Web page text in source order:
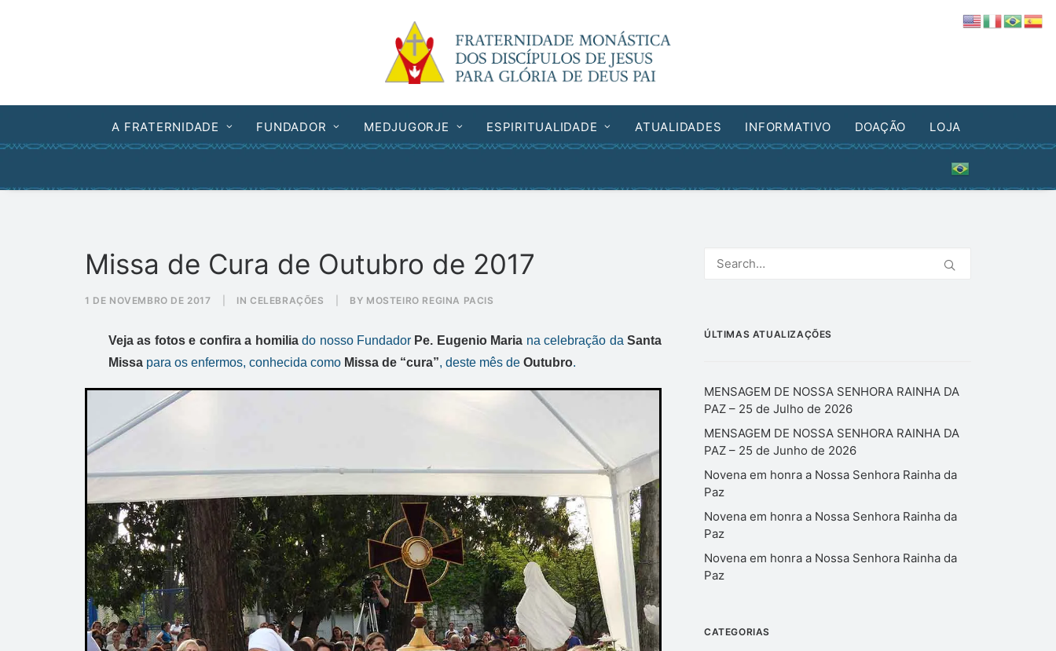
A FRATERNIDADE FUNDADOR MEDJUGORJE ESPIRITUALIDADE ATUALIDADES INFORMATIVO DOAÇÃO LOJA
Missa de Cura de Outubro de 2017
1 DE NOVEMBRO DE 2017 INCELEBRAÇÕES BY MOSTEIRO REGINA PACIS
Veja as fotos e confira a homiliado nosso Fundador Pe. Eugenio Maria na celebração da Santa
Missa para os enfermos, conhecida como Missa de “cura”, deste mês de Outubro.
ÚLTIMAS ATUALIZAÇÕES
MENSAGEM DE NOSSA SENHORA RAINHA DA
PAZ – 25 de Julho de 2026
MENSAGEM DE NOSSA SENHORA RAINHA DA
PAZ – 25 de Junho de 2026
Novena em honra a Nossa Senhora Rainha da
Paz
Novena em honra a Nossa Senhora Rainha da
Paz
Novena em honra a Nossa Senhora Rainha da
Paz
CATEGORIAS